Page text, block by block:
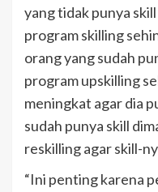
yang tidak punya
program skilling
orang yang sudah
program upskilling
meningkat agar dia
sudah punya skill
reskilling agar skill-
“Ini penting karena